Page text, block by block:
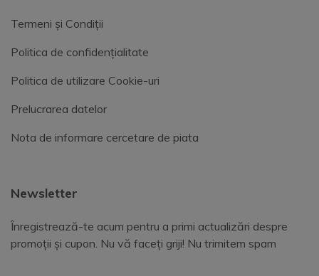
Termeni și Condiții
Politica de confidențialitate
Politica de utilizare Cookie-uri
Prelucrarea datelor
Nota de informare cercetare de piata
Newsletter
Înregistrează-te acum pentru a primi actualizări despre
promoții și cupon. Nu vă faceți griji! Nu trimitem spam